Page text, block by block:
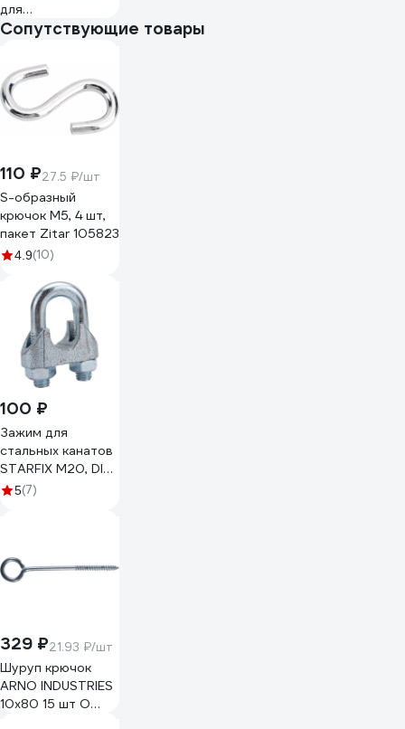
для
автомобильного
ПРОММЕТАЛЛ
6x19+1 о.с., 16.5 мм,
180 м
УнвТрКр16.5180619
Сопутствующие товары
110 ₽27.5 ₽/шт
S-образный
крючок М5, 4 шт,
пакет Zitar 105823
4.9(10)
100 ₽
Зажим для
стальных канатов
STARFIX М20, DIN
741 SMP-46601-1
5(7)
329 ₽21.93 ₽/шт
Шуруп крючок
ARNO INDUSTRIES
10х80 15 шт О